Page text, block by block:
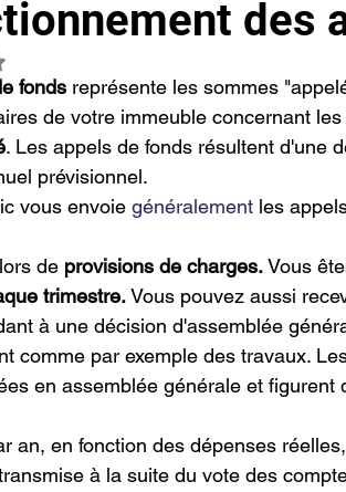
des
étoiles sur 5.
fonds représente les sommes
de votre immeuble concernant les
. Les appels de fonds résultent d'une
prévisionnel.
vous envoie généralement les
de provisions de charges. Vous
trimestre. Vous pouvez aussi
à une décision d'assemblée
comme par exemple des travaux.
en assemblée générale et
an, en fonction des dépenses
à la suite du vote des